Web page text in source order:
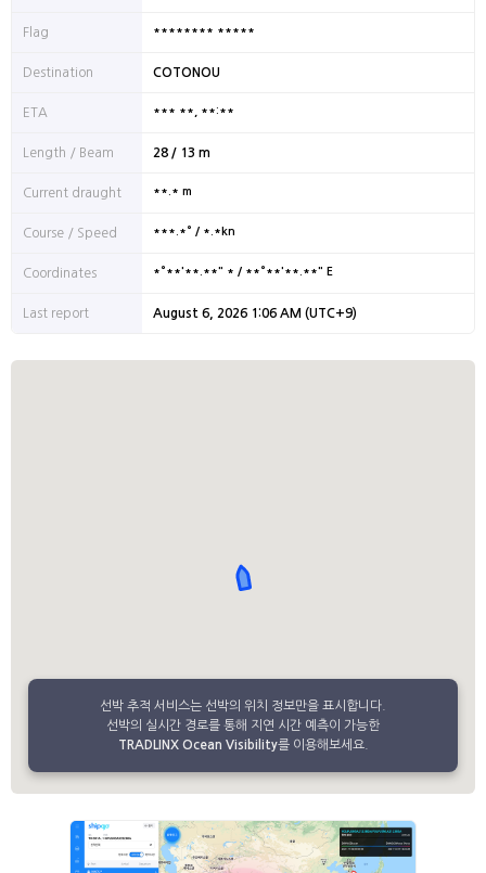
Flag ******** *****
Destination COTONOU
ETA *** **, **:**
Length / Beam 28 / 13 m
Current draught **.* m
Course / Speed ***.*° / *.*kn
Coordinates *°**'**.**" * / **°**'**.**" E
Last report August 6, 2026 1:06 AM (UTC+9)
선박 추적 서비스는 선박의 위치 정보만을 표시합니다.
선박의 실시간 경로를 통해 지연 시간 예측이 가능한
TRADLINX Ocean Visibility를 이용해보세요.